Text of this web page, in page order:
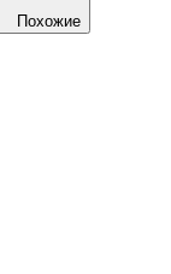
Похожие